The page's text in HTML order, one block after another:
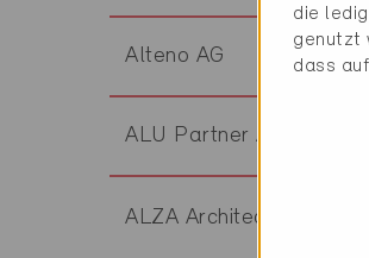
Alteno AG
ALU Partner AG
ALZA Architecture-
die
genutzt
dass